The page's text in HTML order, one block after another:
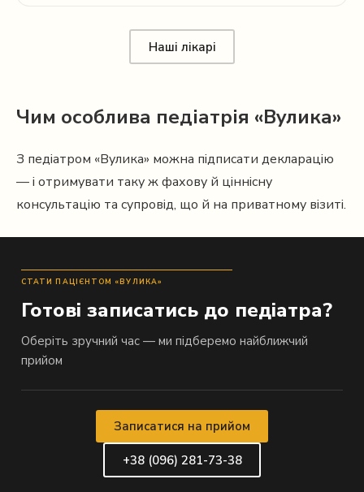
Наші лікарі
Чим особлива педіатрія «Вулика»
З педіатром «Вулика» можна підписати декларацію
— і отримувати таку ж фахову й ціннісну
консультацію та супровід, що й на приватному візиті.
СТАТИ ПАЦІЄНТОМ «ВУЛИКА»
Готові записатись до педіатра?
Оберіть зручний час — ми підберемо найближчий
прийом
Записатися на прийом
+38 (096) 281-73-38